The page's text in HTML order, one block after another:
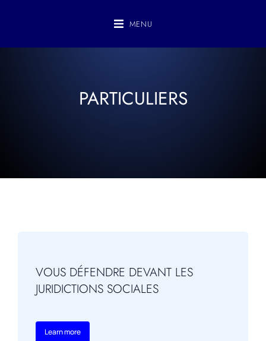
MENU
PARTICULIERS
VOUS DÉFENDRE DEVANT LES
JURIDICTIONS SOCIALES
Learn more